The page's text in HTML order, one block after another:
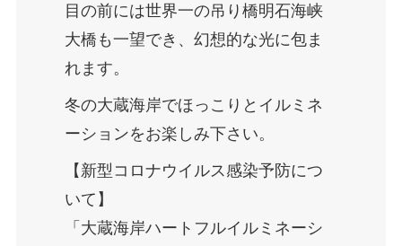
目の前には世界一の吊り橋明石海峡
大橋も一望でき、幻想的な光に包ま
れます。
冬の大蔵海岸でほっこりとイルミネ
ーションをお楽しみ下さい。
【新型コロナウイルス感染予防につ
いて】
「大蔵海岸ハートフルイルミネーシ